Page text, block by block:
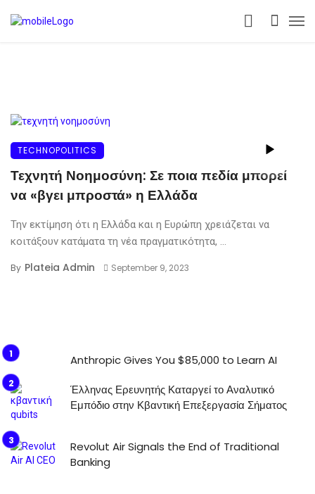
TECHNOPOLITICS
Τεχνητή Νοημοσύνη: Σε ποια πεδία μπορεί
να «βγει μπροστά» η Ελλάδα
Την εκτίμηση ότι η Ελλάδα και η Ευρώπη χρειάζεται να
κοιτάξουν κατάματα τη νέα πραγματικότητα, ...
By Plateia Admin September 9, 2023
Anthropic Gives You $85,000 to Learn AI
Έλληνας Ερευνητής Καταργεί το Αναλυτικό
Εμπόδιο στην Κβαντική Επεξεργασία Σήματος
Revolut Air Signals the End of Traditional
Banking